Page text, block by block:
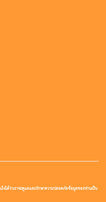
ได้ว่าเราจะดูแลและรักษาความปลอดภัยข้อมูลของท่านเป็น